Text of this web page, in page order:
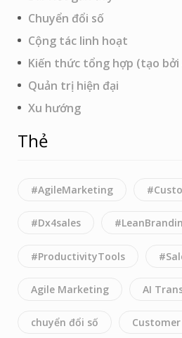
Chuyển đổi số
Cộng tác linh hoạt
Kiến thức tổng hợp (tạo
Quản trị hiện đại
Xu hướng
Thẻ
#AgileMarketing
#Dx4sales
#ProductivityTools
Agile Marketing AI
chuyển đổi số